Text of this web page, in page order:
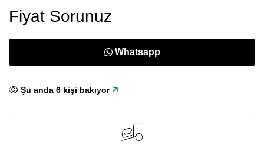
Fiyat Sorunuz
Whatsapp
Şu anda 6 kişi bakıyor